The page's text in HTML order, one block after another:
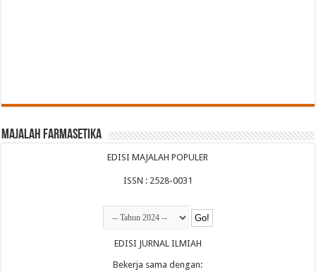
Majalah Farmasetika
EDISI MAJALAH POPULER
ISSN : 2528-0031
EDISI JURNAL ILMIAH
Bekerja sama dengan: